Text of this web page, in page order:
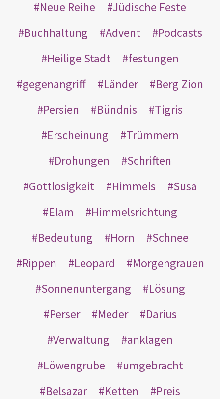
Neue Reihe
Jüdische Feste
Buchhaltung
Advent
Podcasts
Heilige Stadt
festungen
gegenangriff
Länder
Berg Zion
Persien
Bündnis
Tigris
Erscheinung
Trümmern
Drohungen
Schriften
Gottlosigkeit
Himmels
Susa
Elam
Himmelsrichtung
Bedeutung
Horn
Schnee
Rippen
Leopard
Morgengrauen
Sonnenuntergang
Lösung
Perser
Meder
Darius
Verwaltung
anklagen
Löwengrube
umgebracht
Belsazar
Ketten
Preis